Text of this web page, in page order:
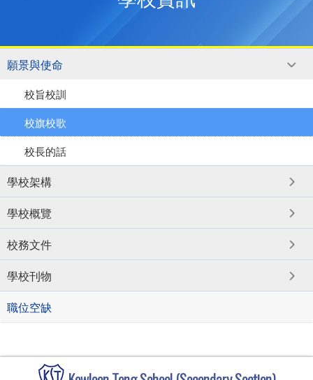
願景與使命
校旨校訓
校旗校歌
校長的話
學校架構
學校概覽
校務文件
學校刊物
職位空缺